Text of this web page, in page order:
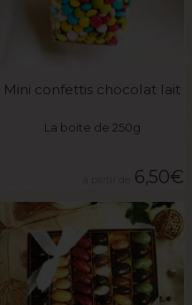
Mini confettis chocolat lait
La boite de 250g
6,50€